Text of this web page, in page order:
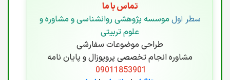
تماس با ما
سطر اول موسسه پژوهشی روانشناسی و مشاوره و
علوم تربیتی
طراحی موضوعات سفارشی
مشاوره انجام تخصصی پروپوزال و پایان نامه
09011853901